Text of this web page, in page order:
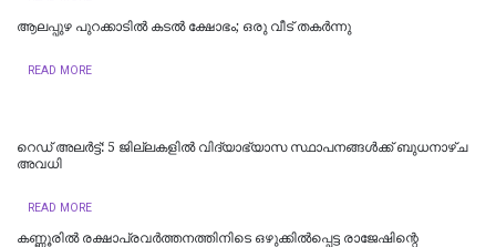
ആലപ്പുഴ പുറക്കാടിൽ കടൽ ക്ഷോഭം; ഒരു വീട് തകർന്നു
READ MORE
റെഡ് അലർട്ട്: 5 ജില്ലകളിൽ വിദ്യാഭ്യാസ സ്ഥാപനങ്ങൾക്ക് ബുധനാഴ്ച
അവധി
READ MORE
കണ്ണൂരിൽ രക്ഷാപ്രവർത്തനത്തിനിടെ ഒഴുക്കിൽപ്പെട്ട രാജേഷിന്റെ